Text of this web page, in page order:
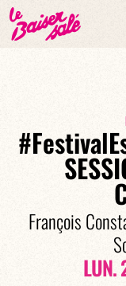
François
LUN.